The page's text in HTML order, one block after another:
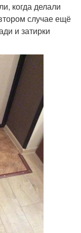
когда делали
случае ещё
и затирки